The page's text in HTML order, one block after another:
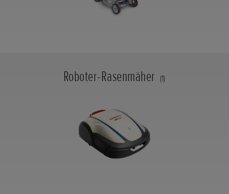
Roboter-Rasenmäher (1)